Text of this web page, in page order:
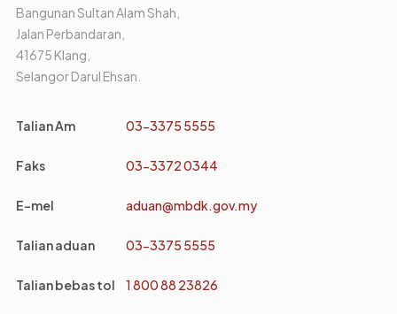
Bangunan Sultan Alam Shah,
Jalan Perbandaran,
41675 Klang,
Selangor Darul Ehsan.
Talian Am 03-3375 5555
Faks 03-3372 0344
E-mel aduan@mbdk.gov.my
Talian aduan 03-3375 5555
Talian bebas tol 1 800 88 23826